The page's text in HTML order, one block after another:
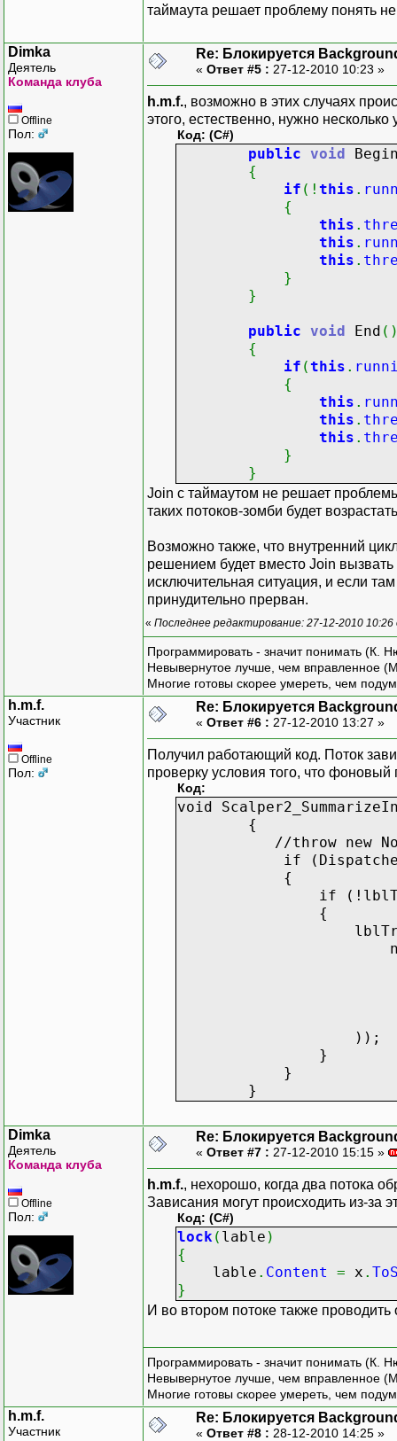
this. thread
this.running
}
public event
private
{
{
public
{
this.running
void End(
.running
this
}
private void
{
while
(this.
{
this
}
this.counter
this.OnEvent
}
}
classControl
{
public
void
Console.
}
Form
Scalper
Control
scalper
void
{
this.control
}
public voidRun(
{
this .
Console.
}
classProgram
Main
{
Scalper
Form form=
form.Run();
таймаута решает проблему понять не
Dimka
Деятель
Команда клуба
Offline
Пол:
Re: Блокируется
« Ответ #5 : 27-12-2010 10:23 »
h.m.f., возможно в этих случаях
этого, естественно, нужно
Код: (C#)
public void
{
if ( ! this .
{
this .
this .
this .
}
}
public void End (
{
if (this .
{
this .
this .
this .
}
}
Join с таймаутом не решает
таких потоков-зомби будет
Возможно также, что внутренний
решением будет вместо Join вызвать
исключительная ситуация, и если
принудительно прерван.
« Последнее редактирование: 27-12-2010
Программировать - значит понимать (К.
Невывернутое лучше, чем вправленное
Многие готовы скорее умереть, чем
h.m.f.
Участник
Offline
Пол:
Re: Блокируется
« Ответ #6 : 27-12-2010 13:27 »
Получил работающий код. Поток
проверку условия того, что
Код:
void
{
//throw new
if
{
if
{
new
));
}
}
}
Dimka
Деятель
Команда клуба
Offline
Пол:
Re: Блокируется
« Ответ #7 : 27-12-2010 15:15 »
h.m.f., нехорошо, когда два потока
Зависания могут происходить из-за
Код: (C#)
lock ( lable )
{
lable . Content = x .
}
И во втором потоке также проводить
Программировать - значит понимать (К.
Невывернутое лучше, чем вправленное
Многие готовы скорее умереть, чем
h.m.f.
Участник
Re: Блокируется
« Ответ #8 : 28-12-2010 14:25 »